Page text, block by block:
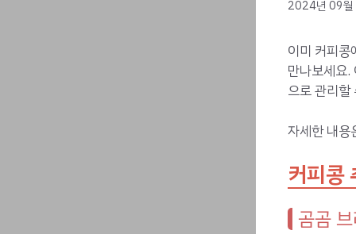
2024년 09월
이미 커피콩
만나보세요
으로 관리할
자세한 내용
커피콩
곰곰